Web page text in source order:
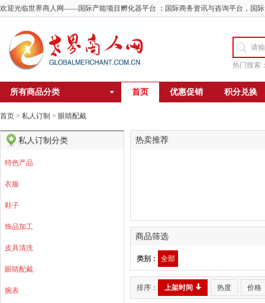
欢迎光临世界商人网——国际产能项目孵化器平台 ；国际商务资讯与咨询平台，国
热门搜索
所有商品分类 首页 优惠促销 积分兑换
首页 > 私人订制 > 眼睛配戴
私人订制分类
特色产品
衣服
鞋子
饰品加工
皮具清洗
眼睛配戴
腕表
热卖推荐
商品筛选
类别： 全部
排序： 上架时间 热度 价格